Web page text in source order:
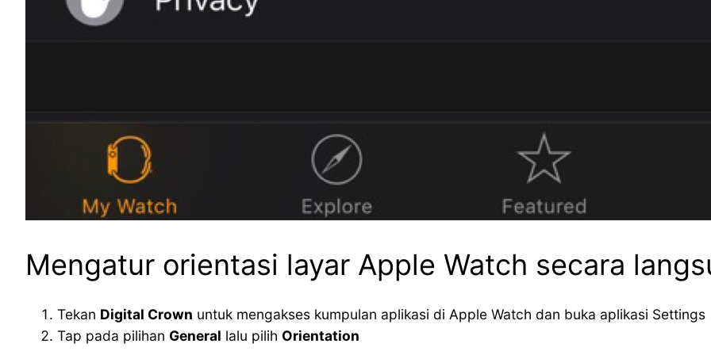
Mengatur orientasi layar Apple Watch secara
Tekan Digital Crown untuk mengakses kumpulan aplikasi di Apple Watch dan buka aplikasi Settings
Tap pada pilihan General lalu pilih Orientation